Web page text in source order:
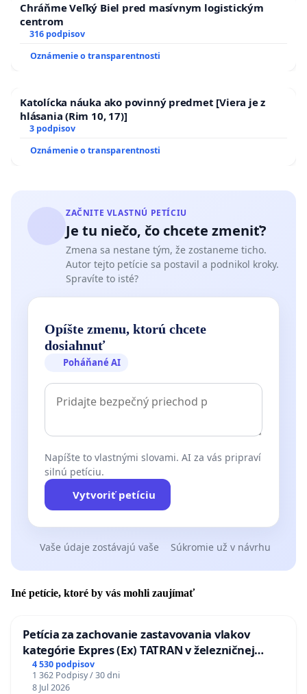
v priebehu roku 2021.
Chráňme Veľký Biel pred masívnym logistickým
centrom
316 podpisov
Oznámenie o transparentnosti
Katolícka náuka ako povinný predmet [Viera je z
hlásania (Rim 10, 17)]
3 podpisov
Oznámenie o transparentnosti
ZAČNITE VLASTNÚ PETÍCIU
Je tu niečo, čo chcete zmeniť?
Zmena sa nestane tým, že zostaneme ticho.
Autor tejto petície sa postavil a podnikol kroky.
Spravíte to isté?
Opíšte zmenu, ktorú chcete
dosiahnuť
Poháňané AI
Napíšte to vlastnými slovami. AI za vás pripraví
silnú petíciu.
Vytvoriť petíciu
Vaše údaje zostávajú vaše Súkromie už v návrhu
Iné petície, ktoré by vás mohli zaujímať
Petícia za zachovanie zastavovania vlakov
kategórie Expres (Ex) TATRAN v železničnej
stanici Púchov
4 530 podpisov
1 362 Podpisy / 30 dni
8 Jul 2026